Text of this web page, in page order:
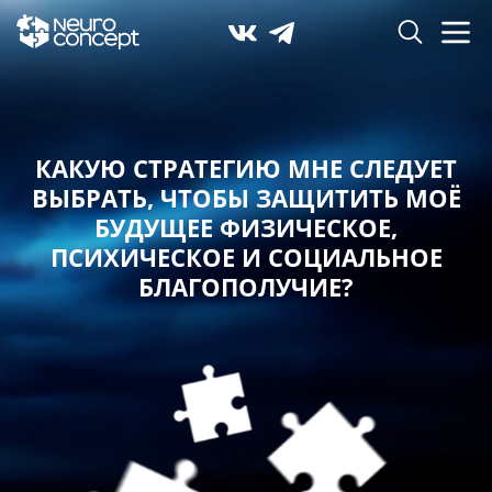
КАКУЮ СТРАТЕГИЮ МНЕ СЛЕДУЕТ
ВЫБРАТЬ,ЧТОБЫ ЗАЩИТИТЬ МОЁ
БУДУЩЕЕ ФИЗИЧЕСКОЕ,
ПСИХИЧЕСКОЕ И СОЦИАЛЬНОЕ
БЛАГОПОЛУЧИЕ?